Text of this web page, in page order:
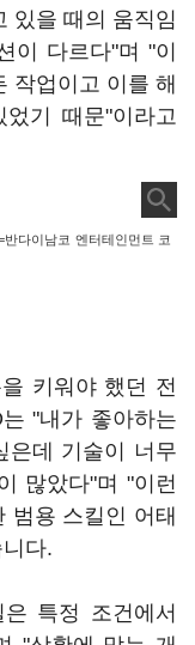
있을 때의 움직임
이 다르다"며 "이
작업이고 이를 해
기 때문"이라고
다이남코 엔터테인먼트 코
키워야 했던 전
"내가 좋아하는
은데 기술이 너무
많았다"며 "이런
범용 스킬인 어태
다.
특정 조건에서